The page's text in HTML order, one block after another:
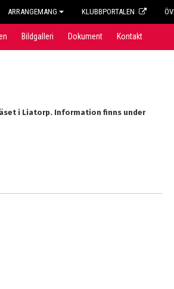
ARRANGEMANG KLUBBPORTALEN
Bildgalleri Dokument Kontakt
i Liatorp. Information finns under